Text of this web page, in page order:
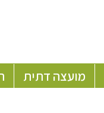
מועצה דתית